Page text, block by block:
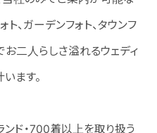
、ガーデンフォト、タウンフ
二人らしさ溢れるウェディ
ます。
ンド・700着以上を取り扱う